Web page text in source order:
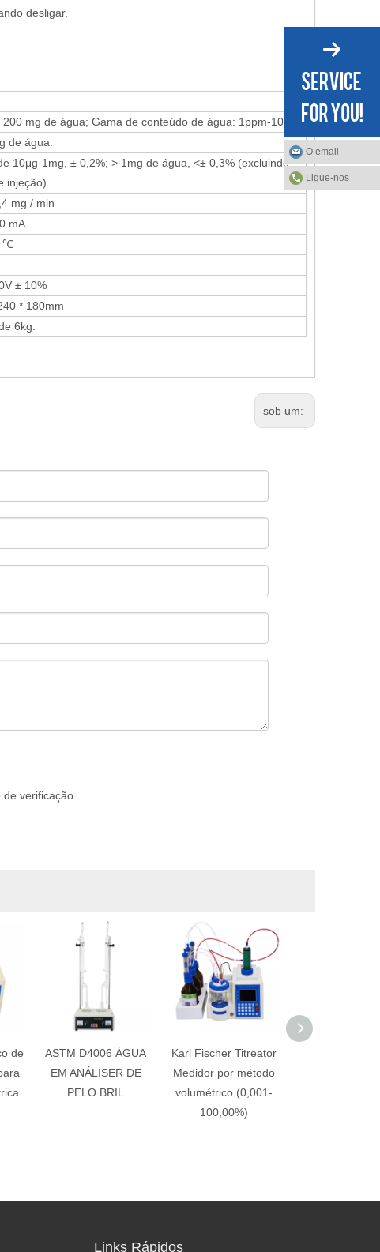
desligar.
200 mg de água; Gama de conteúdo de água: 1ppm-100%
de água.
10μg-1mg, ± 0,2%; > 1mg de água, <± 0,3% (excluindo
injeção)
mg / min
mA
℃
± 10%
* 180mm
6kg.
sob um:
de
ASTM D4006 ÁGUA
EM ANÁLISER DE
PELO BRIL
Karl Fischer Titreator
Medidor por método
volumétrico (0,001-
100,00%)
Links Rápidos
O email
Ligue-nos